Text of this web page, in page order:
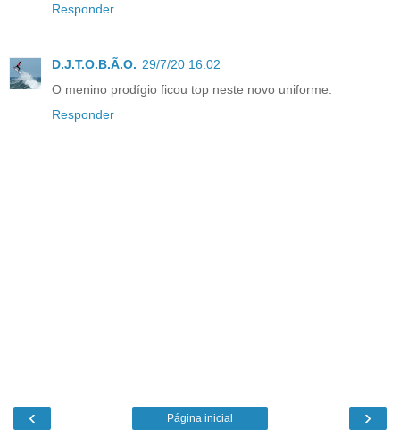
Responder
D.J.T.O.B.Ã.O. 29/7/20 16:02
O menino prodígio ficou top neste novo uniforme.
Responder
‹ ›
Página inicial